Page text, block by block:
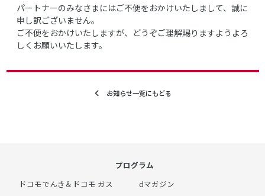
パートナーのみなさまにはご不便をおかけいたしまして、誠に
申し訳ございません。
ご不便をおかけいたしますが、どうぞご理解賜りますようよろ
しくお願いいたします。
お知らせ一覧にもどる
プログラム
ドコモでんき＆ドコモ ガス
dマガジン